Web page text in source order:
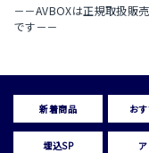
－－AVBOXは正規取扱販
です－－
新着商品 お
埋込SP